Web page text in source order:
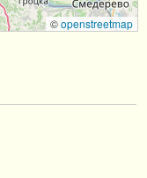
©openstreetmap